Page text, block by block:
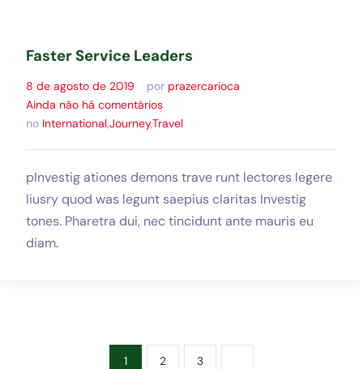
Faster Service Leaders
8 de agosto de 2019 por prazercarioca
no International,Journey,Travel
Ainda não há comentários
pInvestig ationes demons trave runt lectores legere
liusry quod was legunt saepius claritas Investig
tones. Pharetra dui, nec tincidunt ante mauris eu
diam.
1 2 3